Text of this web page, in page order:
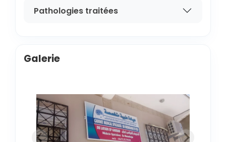
Pathologies traitées
Galerie